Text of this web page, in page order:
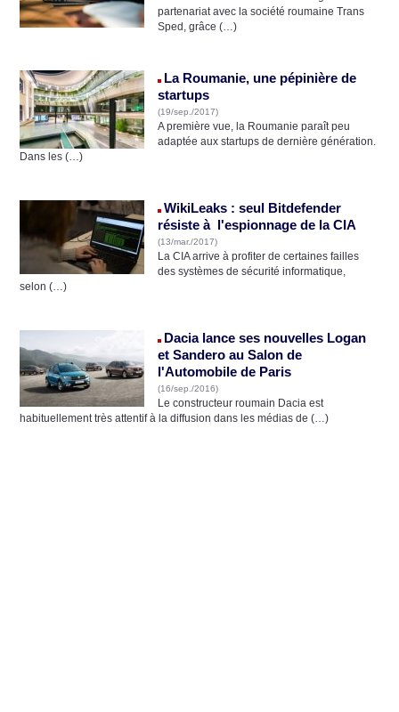
partenariat avec la société roumaine Trans
Sped, grâce (…)
La Roumanie, une pépinière de
startups
(19/sep./2017)
A première vue, la Roumanie paraît peu
adaptée aux startups de dernière génération.
Dans les (…)
WikiLeaks : seul Bitdefender
résiste à l'espionnage de la CIA
(13/mar./2017)
La CIA arrive à profiter de certaines failles
des systèmes de sécurité informatique,
selon (…)
Dacia lance ses nouvelles Logan
et Sandero au Salon de
l'Automobile de Paris
(16/sep./2016)
Le constructeur roumain Dacia est
habituellement très attentif à la diffusion dans les médias de (…)